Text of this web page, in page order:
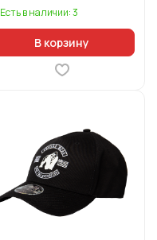
Есть в наличии: 3
В корзину